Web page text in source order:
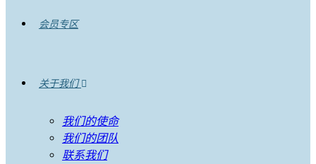
会员专区
关于我们
我们的使命
我们的团队
联系我们